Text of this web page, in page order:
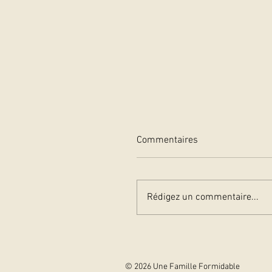
Commentaires
Rédigez un commentaire...
© 2026 Une Famille Formidable